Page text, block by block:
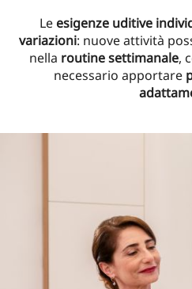
Leesigenze uditive
variazioni: nuove attività
nella routine settimanale,
necessario apportare